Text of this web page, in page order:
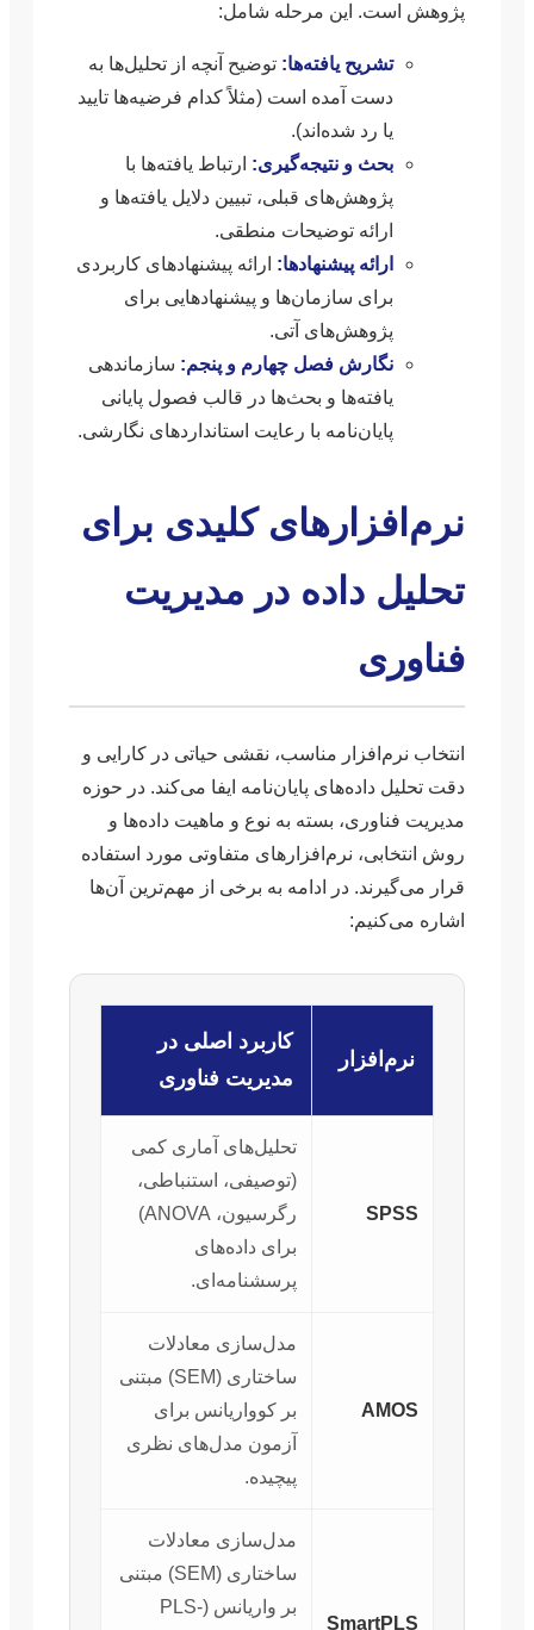
پژوهش است. این مرحله شامل:
تشریح یافته‌ها: توضیح آنچه از تحلیل‌ها به
دست آمده است (مثلاً کدام فرضیه‌ها تایید
یا رد شده‌اند).
بحث و نتیجه‌گیری: ارتباط یافته‌ها با
پژوهش‌های قبلی، تبیین دلایل یافته‌ها و
ارائه توضیحات منطقی.
ارائه پیشنهادها: ارائه پیشنهادهای کاربردی
برای سازمان‌ها و پیشنهادهایی برای
پژوهش‌های آتی.
نگارش فصل چهارم و پنجم: سازماندهی
یافته‌ها و بحث‌ها در قالب فصول پایانی
پایان‌نامه با رعایت استانداردهای نگارشی.
نرم‌افزارهای کلیدی برای
تحلیل داده در مدیریت
فناوری
انتخاب نرم‌افزار مناسب، نقشی حیاتی در کارایی و
دقت تحلیل داده‌های پایان‌نامه ایفا می‌کند. در حوزه
مدیریت فناوری، بسته به نوع و ماهیت داده‌ها و
روش انتخابی، نرم‌افزارهای متفاوتی مورد استفاده
قرار می‌گیرند. در ادامه به برخی از مهم‌ترین آن‌ها
اشاره می‌کنیم:
نرم‌افزار
کاربرد اصلی در
مدیریت فناوری
SPSS
تحلیل‌های آماری کمی
(توصیفی، استنباطی،
رگرسیون، ANOVA)
برای داده‌های
پرسشنامه‌ای.
AMOS
مدل‌سازی معادلات
ساختاری (SEM) مبتنی
بر کوواریانس برای
آزمون مدل‌های نظری
پیچیده.
SmartPLS
مدل‌سازی معادلات
ساختاری (SEM) مبتنی
بر واریانس (PLS-